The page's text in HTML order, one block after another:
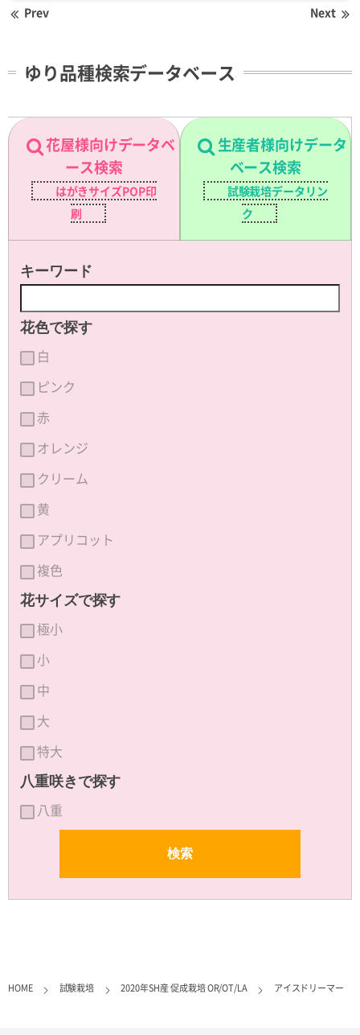
Prev Next
ゆり品種検索データベース
花屋様向けデータベ
ース検索
はがきサイズPOP印
刷
生産者様向けデータ
ベース検索
試験栽培データリン
ク
キーワード
花色で探す
白
ピンク
赤
オレンジ
クリーム
黄
アプリコット
複色
花サイズで探す
極小
小
中
大
特大
八重咲きで探す
八重
HOME 試験栽培 2020年SH産 促成栽培 OR/OT/LA アイスドリーマー